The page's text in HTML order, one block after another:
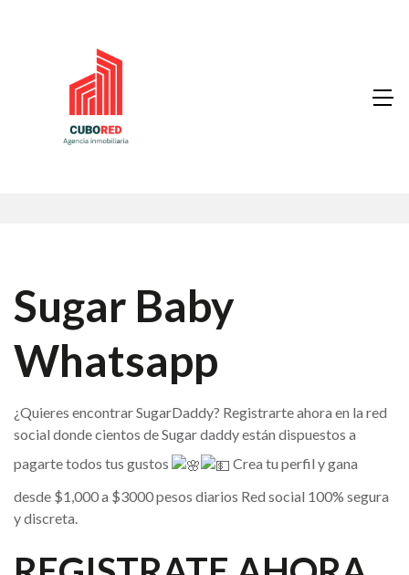
Sugar Baby
Whatsapp
¿Quieres encontrar SugarDaddy? Registrarte ahora en la red
social donde cientos de Sugar daddy están dispuestos a
pagarte todos tus gustos
Crea tu perfil y gana
desde $1,000 a $3000 pesos diarios Red social 100% segura
y discreta.